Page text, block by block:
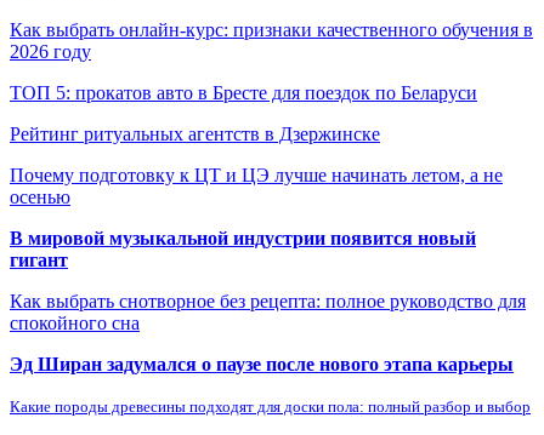
Как выбрать онлайн-курс: признаки качественного обучения в
2026 году
ТОП 5: прокатов авто в Бресте для поездок по Беларуси
Рейтинг ритуальных агентств в Дзержинске
Почему подготовку к ЦТ и ЦЭ лучше начинать летом, а не
осенью
В мировой музыкальной индустрии появится новый
гигант
Как выбрать снотворное без рецепта: полное руководство для
спокойного сна
Эд Ширан задумался о паузе после нового этапа карьеры
Какие породы древесины подходят для доски пола: полный разбор и выбор